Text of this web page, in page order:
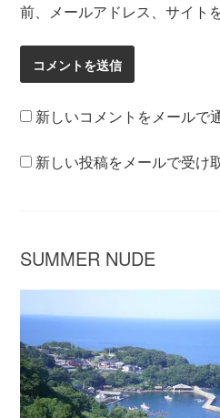
前、メールアドレス、サイト
新しいコメントをメールで
新しい投稿をメールで受け
SUMMER NUDE